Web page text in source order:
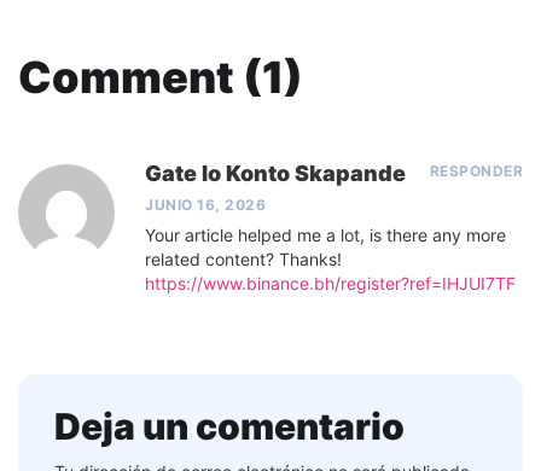
Comment (1)
Gate Io Konto Skapande
JUNIO 16, 2026
RESPONDER
Your article helped me a lot, is there any more
related content? Thanks!
https://www.binance.bh/register?ref=IHJUI7TF
Deja un comentario